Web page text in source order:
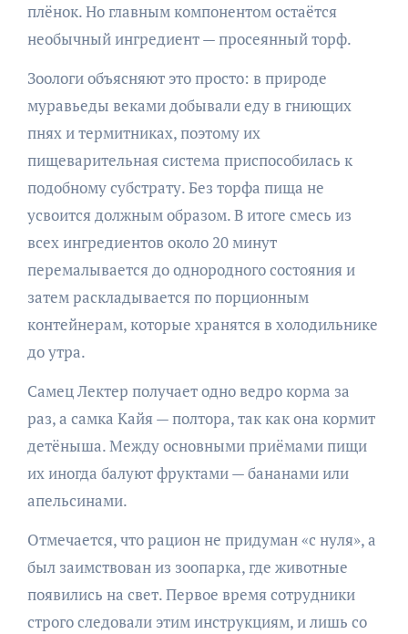
плёнок. Но главным компонентом остаётся
необычный ингредиент — просеянный торф.
Зоологи объясняют это просто: в природе
муравьеды веками добывали еду в гниющих
пнях и термитниках, поэтому их
пищеварительная система приспособилась к
подобному субстрату. Без торфа пища не
усвоится должным образом. В итоге смесь из
всех ингредиентов около 20 минут
перемалывается до однородного состояния и
затем раскладывается по порционным
контейнерам, которые хранятся в холодильнике
до утра.
Самец Лектер получает одно ведро корма за
раз, а самка Кайя — полтора, так как она кормит
детёныша. Между основными приёмами пищи
их иногда балуют фруктами — бананами или
апельсинами.
Отмечается, что рацион не придуман «с нуля», а
был заимствован из зоопарка, где животные
появились на свет. Первое время сотрудники
строго следовали этим инструкциям, и лишь со